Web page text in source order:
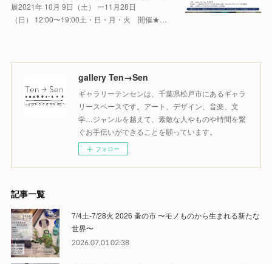
展2021年 10月 9日（土） ー11月28日
（日） 12:00〜19:00土・日・月・火 開催★…
gallery Ten→Sen
ギャラリーテンセンは、千葉県松戸市にあるギャラ
リースペースです。アート、デザイン、音楽、文
学…ジャンルを越えて、素敵な人やものや時間を繋
ぐお手伝いができることを願っています。
フォロー
記事一覧
7/4土-7/28火 2026 蚤の市 〜モノものから生まれる新たな
世界〜
2026.07.01 02:38